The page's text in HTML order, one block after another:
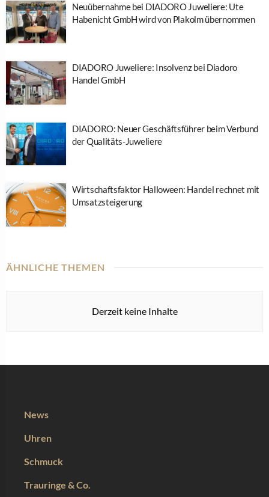
Neuübernahme bei DIADORO Juweliere: Ute
Habenicht GmbH wird von Plakolm übernommen
DIADORO Juweliere: Insolvenz bei Diadoro
Handel GmbH
DIADORO: Neuer Geschäftsführer beim Verbund
der Qualitäts-Juweliere
Wirtschaftsfaktor Halloween: Handel rechnet mit
Umsatzsteigerung
ÄHNLICHE THEMEN
Derzeit keine Inhalte
News
Uhren
Schmuck
Trauringe & Co.